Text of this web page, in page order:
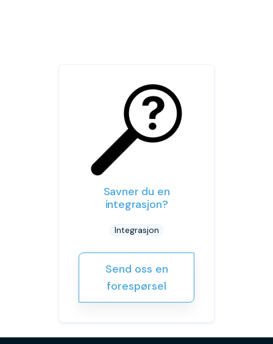
Savner du en
integrasjon?
Integrasjon
Send oss en
forespørsel